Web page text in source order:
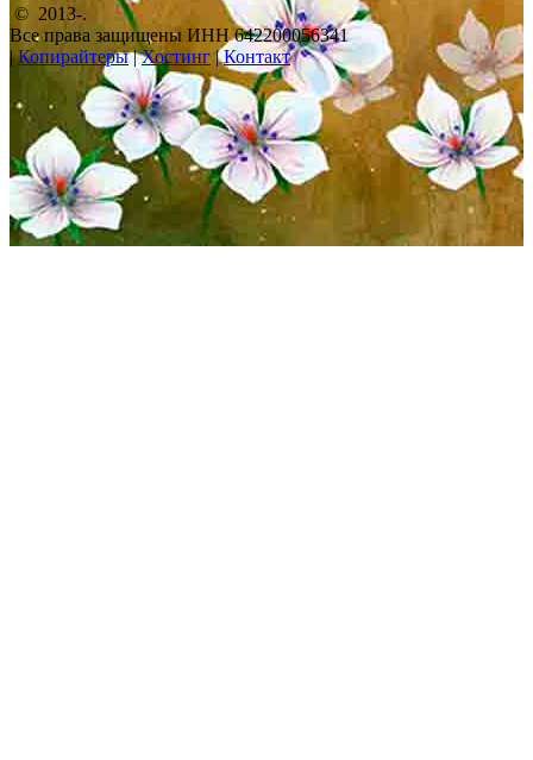
© 2013-.
Все права защищены ИНН 642200056341
|Копирайтеры|Хостинг|Контакт